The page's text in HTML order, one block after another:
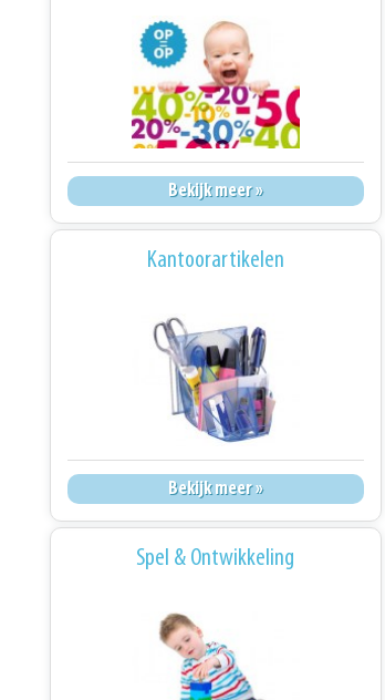
Bekijk meer »
Kantoorartikelen
Bekijk meer »
Spel & Ontwikkeling